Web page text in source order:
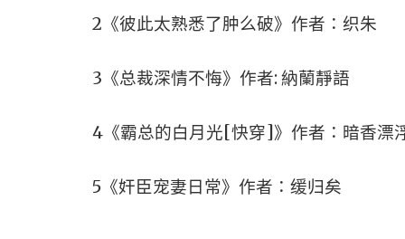
2《彼此太熟悉了肿么破》作者：织朱
3《总裁深情不悔》作者: 納蘭靜語
4《霸总的白月光[快穿]》作者：暗香漂
5《奸臣宠妻日常》作者：缓归矣